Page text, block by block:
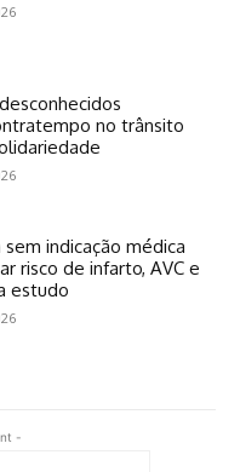
no trânsito
indicação médica
risco de infarto, AVC e
estudo
-